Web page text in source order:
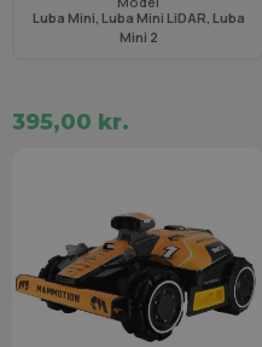
Luba Mini, Luba Mini LiDAR, Luba
Mini 2
395,00 kr.